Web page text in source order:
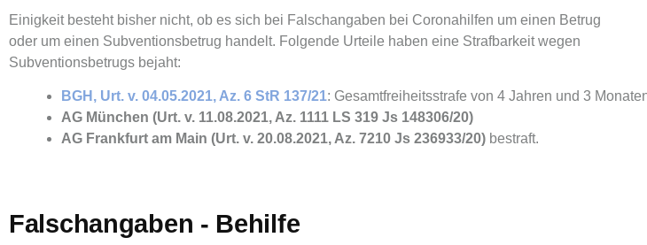
Einigkeit besteht bisher nicht, ob es sich bei Falschangaben bei Coronahilfen um einen Betrug
oder um einen Subventionsbetrug handelt. Folgende Urteile haben eine Strafbarkeit wegen
Subventionsbetrugs bejaht:
BGH, Urt. v. 04.05.2021, Az. 6 StR 137/21: Gesamtfreiheitsstrafe von 4 Jahren und 3
AG München (Urt. v. 11.08.2021, Az. 1111 LS 319 Js 148306/20)
AG Frankfurt am Main (Urt. v. 20.08.2021, Az. 7210 Js 236933/20) bestraft.
Falschangaben - Behilfe